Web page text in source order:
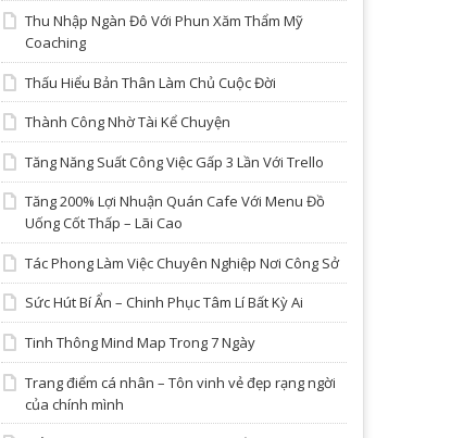
Thu Nhập Ngàn Đô Với Phun Xăm Thẩm Mỹ
Coaching
Thấu Hiểu Bản Thân Làm Chủ Cuộc Đời
Thành Công Nhờ Tài Kể Chuyện
Tăng Năng Suất Công Việc Gấp 3 Lần Với Trello
Tăng 200% Lợi Nhuận Quán Cafe Với Menu Đồ
Uống Cốt Thấp – Lãi Cao
Tác Phong Làm Việc Chuyên Nghiệp Nơi Công Sở
Sức Hút Bí Ẩn – Chinh Phục Tâm Lí Bất Kỳ Ai
Tinh Thông Mind Map Trong 7 Ngày
Trang điểm cá nhân – Tôn vinh vẻ đẹp rạng ngời
của chính mình